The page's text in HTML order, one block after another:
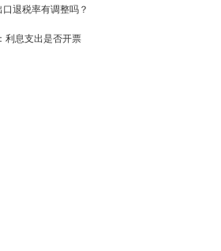
退税率有调整吗？
利息支出是否开票